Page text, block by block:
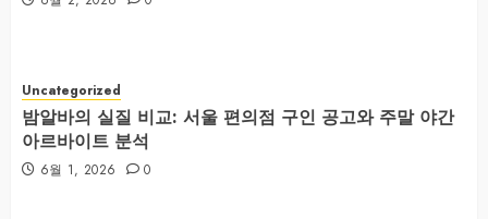
Uncategorized
밤알바의 실질 비교: 서울 편의점 구인 공고와 주말 야간
아르바이트 분석
6월 1, 2026 0